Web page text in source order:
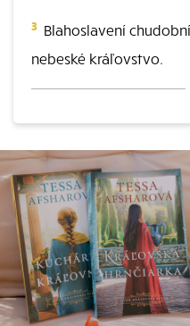
3 Blahoslavení
nebeské kráľovstvo.